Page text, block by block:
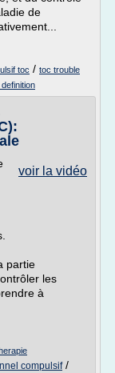
de
toc / toc trouble
voir la vidéo
partie
les
à
compulsif/